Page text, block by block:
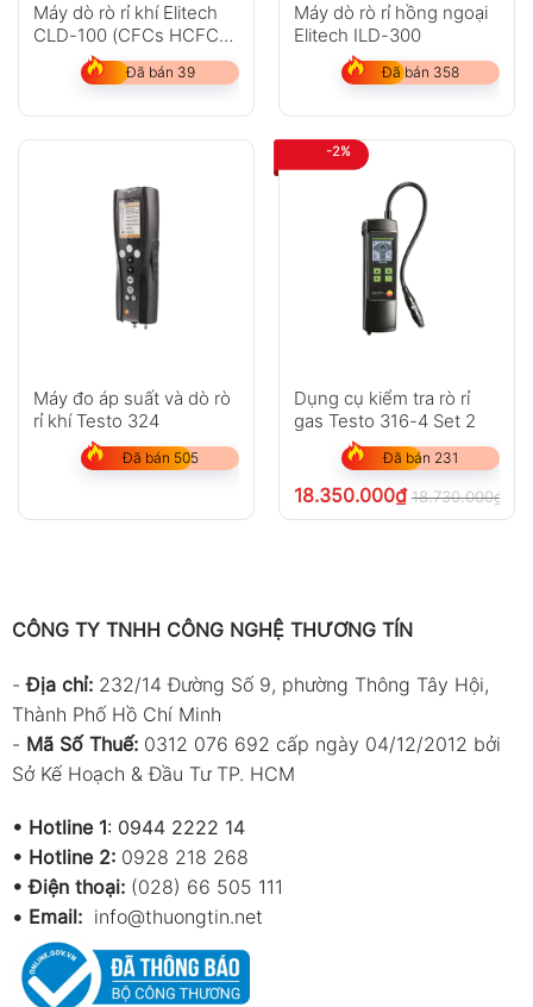
Máy dò rò rỉ khí Elitech
CLD-100 (CFCs HCFCs
HFCs)
Đã bán 39
Máy dò rò rỉ hồng ngoại
Elitech ILD-300
Đã bán 358
Máy đo áp suất và dò rò
rỉ khí Testo 324
Đã bán 505
-2%
Dụng cụ kiểm tra rò rỉ
gas Testo 316-4 Set 2
Đã bán 231
18.350.000₫ 18.730.000₫
CÔNG TY TNHH CÔNG NGHỆ THƯƠNG TÍN
-Địa chỉ: 232/14 Đường Số 9, phường Thông Tây Hội,
Thành Phố Hồ Chí Minh
- Mã Số Thuế: 0312 076 692 cấp ngày 04/12/2012 bởi
Sở Kế Hoạch & Đầu Tư TP. HCM
• Hotline 1: 0944 2222 14
• Hotline 2: 0928 218 268
• Điện thoại: (028) 66 505 111
• Email: info@thuongtin.net